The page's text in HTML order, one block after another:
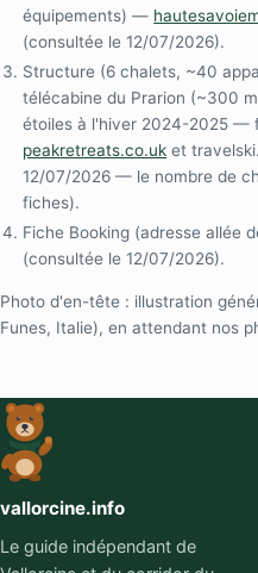
équipements) —
(consultée le 12/07/2026).
Structure (6 chalets, ~40
télécabine du Prarion (~300
étoiles à l'hiver 2024-2025 —
peakretreats.co.uk et
12/07/2026 — le nombre de
fiches).
Fiche Booking (adresse allée
(consultée le 12/07/2026).
Photo d'en-tête : illustration
Funes, Italie), en attendant nos
vallorcine.info
Le guide indépendant de